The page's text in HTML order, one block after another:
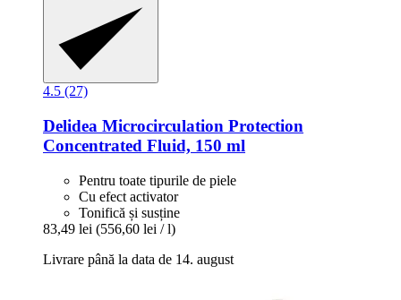
4.5 (27)
Delidea Microcirculation Protection
Concentrated Fluid, 150 ml
Pentru toate tipurile de piele
Cu efect activator
Tonifică și susține
83,49 lei (556,60 lei / l)
Livrare până la data de 14. august